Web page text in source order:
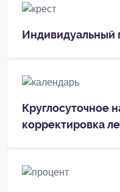
Индивидуальный
Круглосуточное
корректировка